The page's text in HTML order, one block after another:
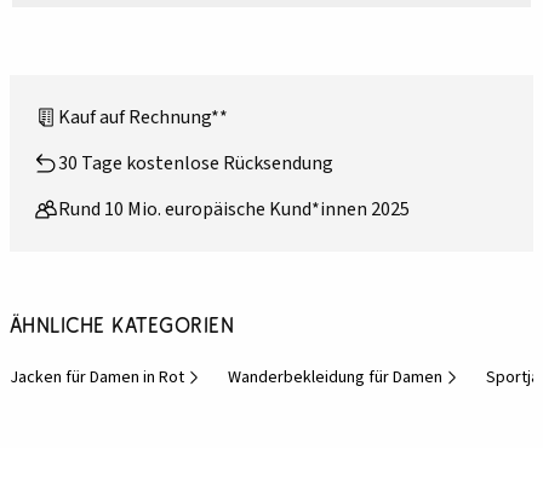
Kauf auf Rechnung**
30 Tage kostenlose Rücksendung
Rund 10 Mio. europäische Kund*innen 2025
Ähnliche Kategorien
Jacken für Damen in Rot Wanderbekleidung für Damen